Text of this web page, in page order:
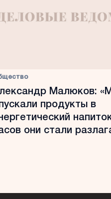
Малюков:
продукты в
они стали